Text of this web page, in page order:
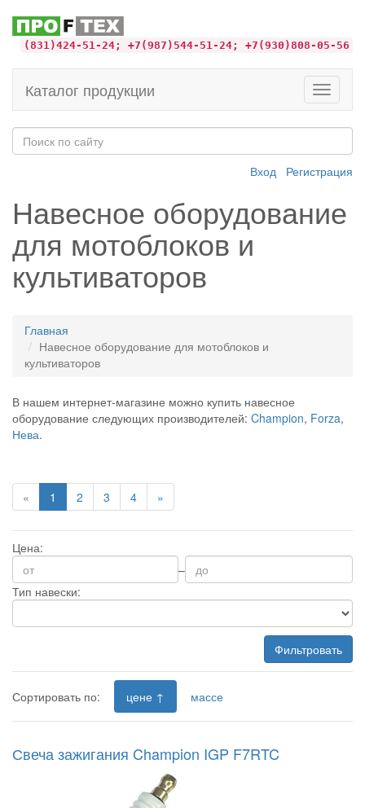
(831)424-51-24; +7(987)544-51-24; +7(930)808-05-56
Toggle
Каталог продукции
Вход Регистрация
Навесное оборудование
для мотоблоков и
культиваторов
Главная
Навесное оборудование для мотоблоков и
культиваторов
В нашем интернет-магазине можно купить навесное
оборудование следующих производителей: Champion, Forza,
Нева.
« 1 2 3 4 »
Цена:
–
Тип навески:
Фильтровать
Сортировать по: цене ↑ массе
Свеча зажигания Champion IGP F7RTC